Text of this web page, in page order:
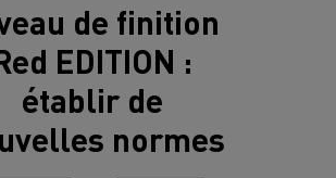
de finition
EDITION :
établir de
normes